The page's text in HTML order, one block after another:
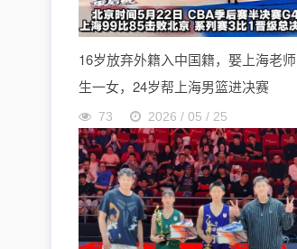
16岁放弃外籍入中国籍，娶上海老师
生一女，24岁帮上海男篮进决赛
73 2026 / 05 / 25